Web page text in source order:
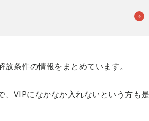
条件の情報をまとめています。
VIPになかなか入れないという方も是